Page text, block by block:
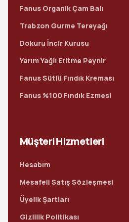
Fanus Organik Çam Balı
Trabzon Gurme Tereyağı
Dokuru İncir Kurusu
Yarım Yağlı Eritme Peynir
Fanus Sütlü Fındık Kreması
Fanus %100 Fındık Ezmesi
Müşteri Hizmetleri
Hesabım
Mesafeli Satış Sözleşmesi
Üyelik Şartları
Gizlilik Politikası